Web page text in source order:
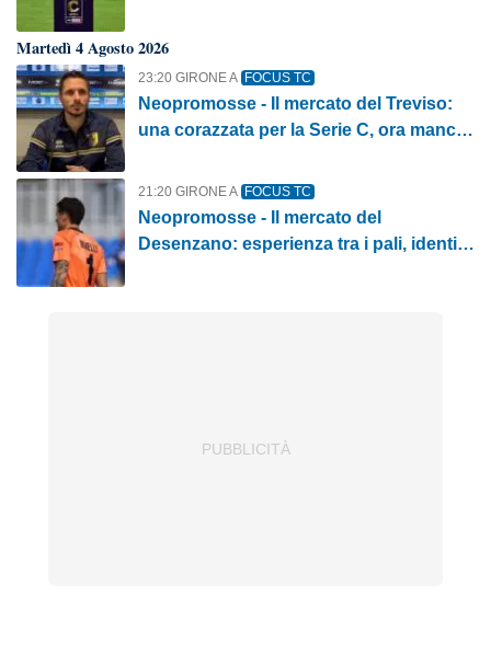
Martedì 4 Agosto 2026
23:20 GIRONE A FOCUS TC
Neopromosse - Il mercato del Treviso:
una corazzata per la Serie C, ora manca
21:20 GIRONE A FOCUS TC
Neopromosse - Il mercato del
Desenzano: esperienza tra i pali, identità